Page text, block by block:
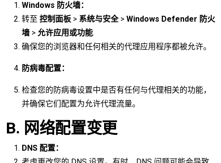
Windows 防火墙：
转至 控制面板 > 系统与安全> Windows Defender 防火
墙 > 允许应用或功能.
确保您的浏览器和任何相关的代理应用程序都被允许。
防病毒配置：
检查您的防病毒设置中是否有任何与代理相关的功能，
并确保它们配置为允许代理流量。
B. 网络配置变更
DNS 配置：